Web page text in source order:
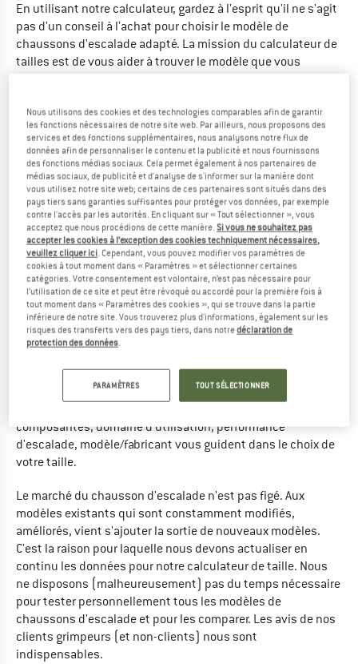
En utilisant notre calculateur, gardez à l'esprit qu'il ne s'agit
pas d'un conseil à l'achat pour choisir le modèle de
chaussons d'escalade adapté. La mission du calculateur de
tailles est de vous aider à trouver le modèle que vous
En général, leschaussons d'escaladesont très serrés au
pied. La marge mesurée pour la coupe et la taille est donc
très faible. Comme les tailles utilisées par les fabricants de
chaussons d'escalade différent régulièrement des tailles de
chaussures de ville, trouver la bonne taille n'est pas tâche
aisée.
Par chance, il est possible de profiter de l'expérience des
autres. Dans cette logique, nous avons recueilli les
témoignages de notre clientèle sur les modèles de
chaussons d'escalade, évalué ceux-ci, puis paramétré pour
notre calculateur de tailles. Nous avons ainsi obtenu3300
valeurs d'expertise exploitablespour206 modèlesde18
marques(dernière actualisation avril 2017).
Outre la taille des chaussures, nous avons saisi l'occasion
pour récolter des informations sur le domaine d'utilisation et
composantes, domaine d'utilisation, performance
d'escalade, modèle/fabricant vous guident dans le choix de
votre taille.
Le marché du chausson d'escalade n'est pas figé. Aux
modèles existants qui sont constamment modifiés,
améliorés, vient s'ajouter la sortie de nouveaux modèles.
C'est la raison pour laquelle nous devons actualiser en
continu les données pour notre calculateur de taille. Nous
ne disposons (malheureusement) pas du temps nécessaire
pour tester personnellement tous les modèles de
chaussons d'escalade et pour les comparer. Les avis de nos
clients grimpeurs (et non-clients) nous sont
indispensables.
Nous utilisons des cookies et des technologies comparables afin de garantir
les fonctions nécessaires de notre site web. Par ailleurs, nous proposons des
services et des fonctions supplémentaires, nous analysons notre flux de
données afin de personnaliser le contenu et la publicité et nous fournissons
des fonctions médias sociaux. Cela permet également à nos partenaires de
médias sociaux, de publicité et d'analyse de s'informer sur la manière dont
vous utilisez notre site web; certains de ces partenaires sont situés dans des
pays tiers sans garanties suffisantes pour protéger vos données, par exemple
contre l'accès par les autorités. En cliquant sur « Tout sélectionner », vous
acceptez que nous procédions de cette manière.Si vous ne souhaitez pas
accepter les cookies à l’exception des cookies techniquement nécessaires,
veuillez cliquer ici. Cependant, vous pouvez modifier vos paramètres de
cookies à tout moment dans « Paramètres » et sélectionner certaines
catégories. Votre consentement est volontaire, n’est pas nécessaire pour
l’utilisation de ce site et peut être révoqué ou accordé pour la première fois à
tout moment dans « Paramètres des cookies », qui se trouve dans la partie
inférieure de notre site. Vous trouverez plus d'informations, également sur les
risques des transferts vers des pays tiers, dans notredéclaration de
protection des données.
PARAMÈTRES TOUT SÉLECTIONNER